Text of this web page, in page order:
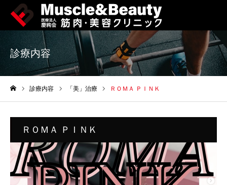
診療内容
診療内容 「美」治療 ＲＯＭＡ ＰＩＮＫ
ＲＯＭＡ ＰＩＮＫ